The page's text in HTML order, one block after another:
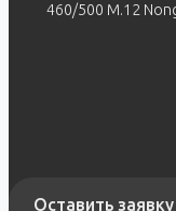
460/500 M.12
Оставить заявку